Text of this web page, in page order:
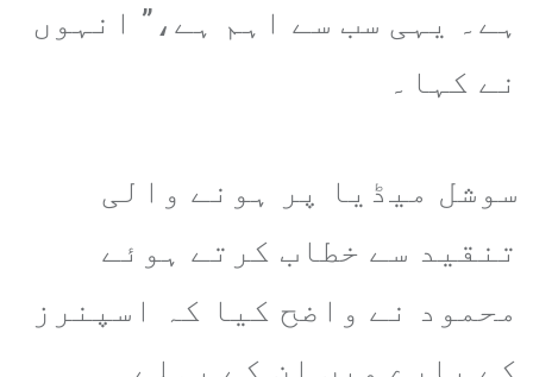
ہے۔ یہی سب سے اہم ہے،” انہوں
نے کہا۔
سوشل میڈیا پر ہونے والی
تنقید سے خطاب کرتے ہوئے
محمود نے واضح کیا کہ اسپنرز
کے بارے میں ان کے پہلے